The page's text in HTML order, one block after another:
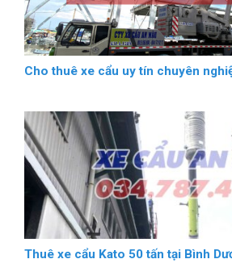
Cho thuê xe cẩu uy tín chuyên
Thuê xe cẩu Kato 50 tấn tại Bình